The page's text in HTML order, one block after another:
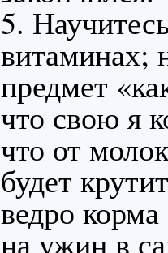
5.
витаминах;
предмет
что свою я
что от
будет
ведро
на ужин в